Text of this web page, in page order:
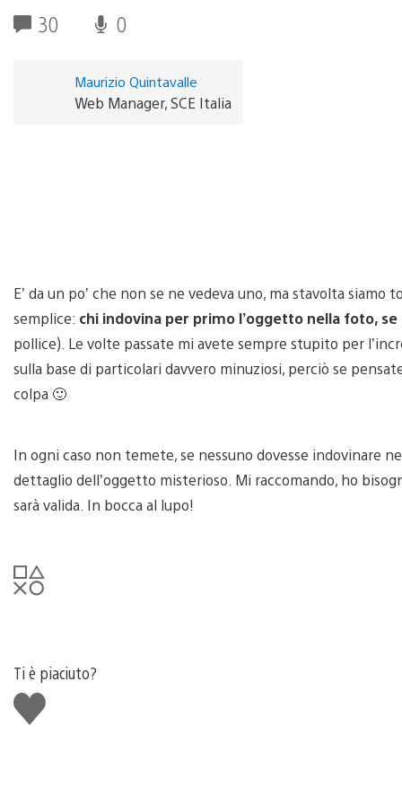
30 0
Maurizio Quintavalle
Web Manager, SCE Italia
E’ da un po’ che non se ne vedeva uno, ma stavolta
semplice: chi indovina per primo l’oggetto nella foto, se
pollice). Le volte passate mi avete sempre stupito per
sulla base di particolari davvero minuziosi, perciò se
colpa 🙂
In ogni caso non temete, se nessuno dovesse indovinare
dettaglio dell’oggetto misterioso. Mi raccomando, ho
sarà valida. In bocca al lupo!
Ti è piaciuto?
Mi
piace